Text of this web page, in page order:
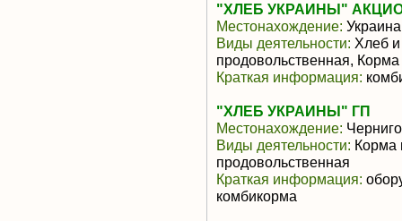
"ХЛЕБ УКРАИНЫ"
Местонахождение: Украина
Виды деятельности: Хлеб
продовольственная,
Краткая информация:
"ХЛЕБ УКРАИНЫ" ГП
Местонахождение:
Виды деятельности: Корма
продовольственная
Краткая информация:
комбикорма